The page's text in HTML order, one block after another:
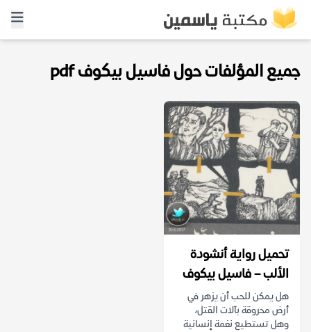
جميع المؤلفات حول فاسيل بيكوف pdf
تحميل رواية أنشودة
الألب – فاسيل بيكوف
هل يمكن للحب أن يزهر في
أرض محروقة بآلات القتل،
وهل تستطيع نغمة إنسانية